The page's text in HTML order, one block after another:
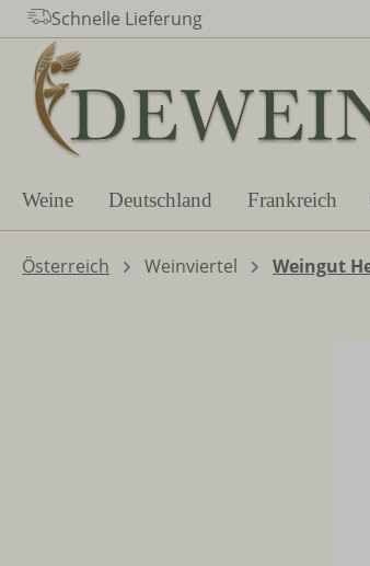
Hauptinhalt springen
Zur Suche springen
Zur Hauptnavigation springen
Schnelle Lieferung
Weine Deutschland Frankreich
Österreich Weinviertel Weingut